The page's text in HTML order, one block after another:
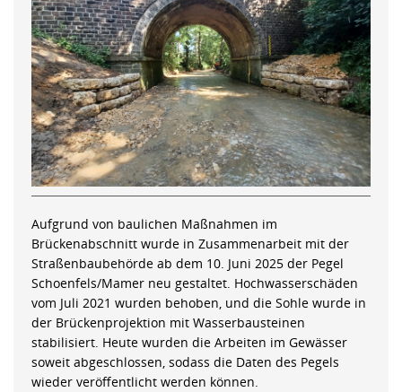
Aufgrund von baulichen Maßnahmen im
Brückenabschnitt wurde in Zusammenarbeit mit der
Straßenbaubehörde ab dem 10. Juni 2025 der Pegel
Schoenfels/Mamer neu gestaltet. Hochwasserschäden
vom Juli 2021 wurden behoben, und die Sohle wurde in
der Brückenprojektion mit Wasserbausteinen
stabilisiert. Heute wurden die Arbeiten im Gewässer
soweit abgeschlossen, sodass die Daten des Pegels
wieder veröffentlicht werden können.